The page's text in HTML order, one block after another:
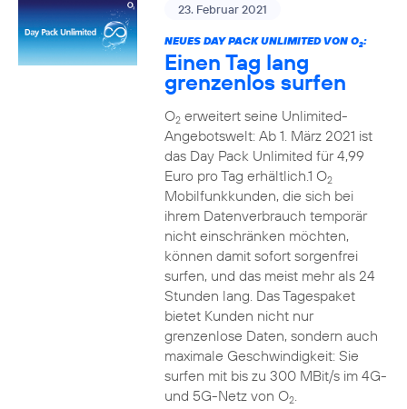
23. Februar 2021
NEUES DAY PACK UNLIMITED VON O2:
Einen Tag lang
grenzenlos surfen
O2erweitert seine Unlimited-
Angebotswelt: Ab 1. März 2021 ist
das Day Pack Unlimited für 4,99
Euro pro Tag erhältlich.1 O2
Mobilfunkkunden, die sich bei
ihrem Datenverbrauch temporär
nicht einschränken möchten,
können damit sofort sorgenfrei
surfen, und das meist mehr als 24
Stunden lang. Das Tagespaket
bietet Kunden nicht nur
grenzenlose Daten, sondern auch
maximale Geschwindigkeit: Sie
surfen mit bis zu 300 MBit/s im 4G-
und 5G-Netz von O2.